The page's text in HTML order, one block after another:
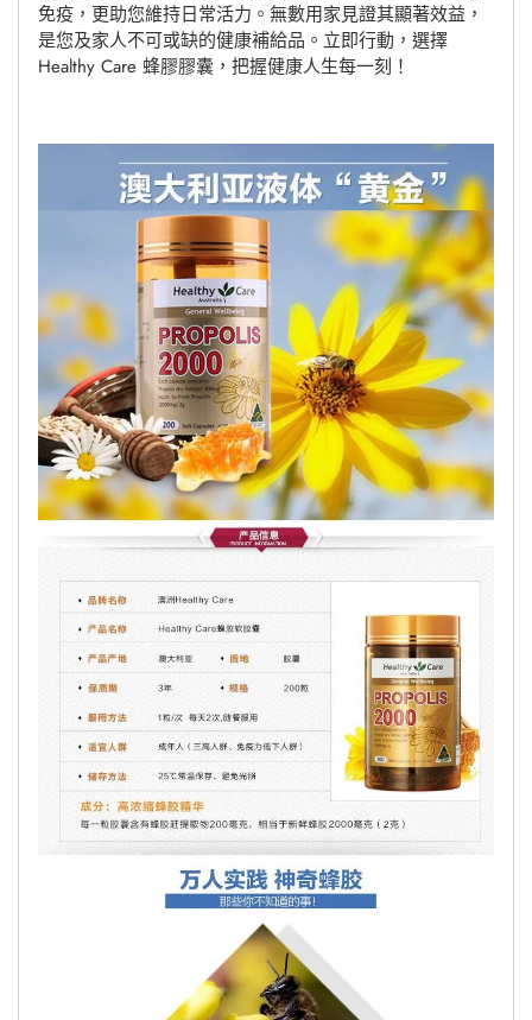
免疫，更助您維持日常活力。無數用家見證其顯著效益，
是您及家人不可或缺的健康補給品。立即行動，選擇
Healthy Care 蜂膠膠囊，把握健康人生每一刻！